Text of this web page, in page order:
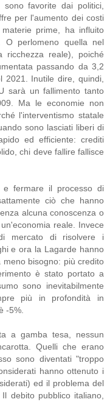
favorite dai politici,
per l'aumento dei costi
prime, ha influito
O perlomeno quella nel
ricchezza reale), poiché
passando da 3,2
Inutile dire, quindi,
sarà un fallimento tanto
Ma le economie non
l'interventismo statale
sono lasciati liberi di
ed efficiente: crediti
chi deve fallire fallisce
fermare il processo di
ciò che hanno
alcuna conoscenza o
reale. Invece
mercato di risolvere i
e ora la Lagarde hanno
bisogno: più credito
è stato portato a
sono inevitabilmente
più in profondità in
-5%.
a gamba tesa, nessun
Quelli che erano
sono diventati "troppo
hanno ottenuto i
ed il problema del
debito pubblico italiano,